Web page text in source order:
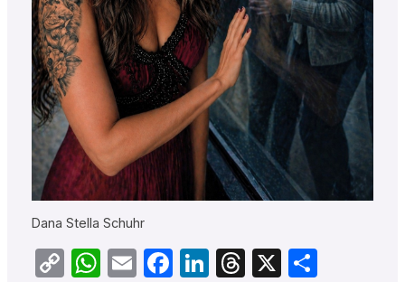
Dana Stella Schuhr
CopyWhatsApp
EmailFacebook
LinkedIn
Threads
X Teilen